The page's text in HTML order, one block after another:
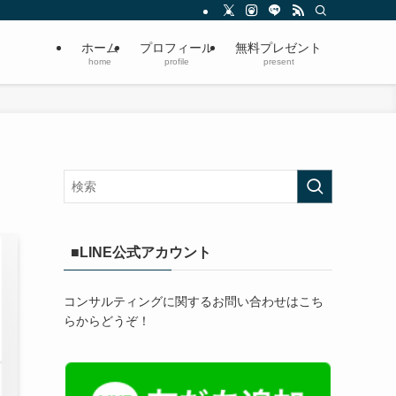
ホーム
home
プロフィール
profile
無料プレゼント
present
■LINE公式アカウント
コンサルティングに関するお問い合わせはこち
らからどうぞ！